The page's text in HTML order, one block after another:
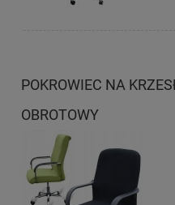
POKROWIEC NA
OBROTOWY